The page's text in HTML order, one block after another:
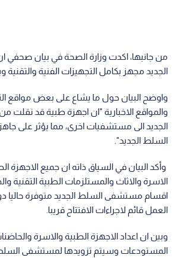
من جانبها، اكدت وزارة الصحة في بيان
الجديد مجهز بكامل التجهيزات الفنية والتقنية
واوضح البيان حول ما يشاع على بعض مواقع
والمواقع الاخبارية "ان اجهزة طبية قد
الجديد الى مستشفيات اخرى، مما يؤثر على
السلط الجديد".
وأكد البيان في السياق ذاته ان جميع الاجهزة
الاسرة والاثاث والمستلزمات الطبية التقنية
اقسام مستشفى السلط الجديد متوفرة حاليا
العمل قائم لاجراءات الافتتاح قريبا.
وبين ان اعداد الاجهزة الطبية والاسرة
المستودعات وسيتم تزويدها لمستشفى السلط